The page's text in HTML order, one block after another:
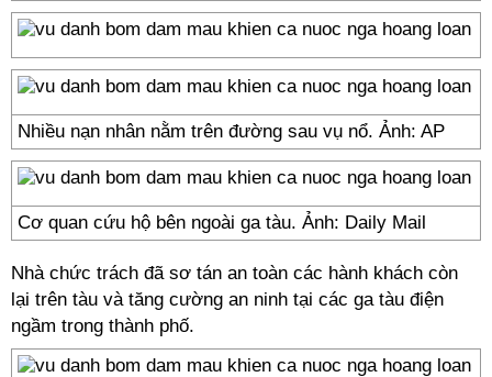
Nhiều nạn nhân nằm trên đường sau vụ nổ. Ảnh: AP
Cơ quan cứu hộ bên ngoài ga tàu. Ảnh: Daily Mail
Nhà chức trách đã sơ tán an toàn các hành khách còn
lại trên tàu và tăng cường an ninh tại các ga tàu điện
ngầm trong thành phố.